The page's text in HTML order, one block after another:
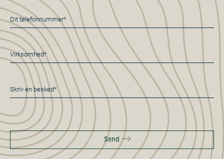
*
Telefon
*
Virksomhed*
*
Besked
*
Send